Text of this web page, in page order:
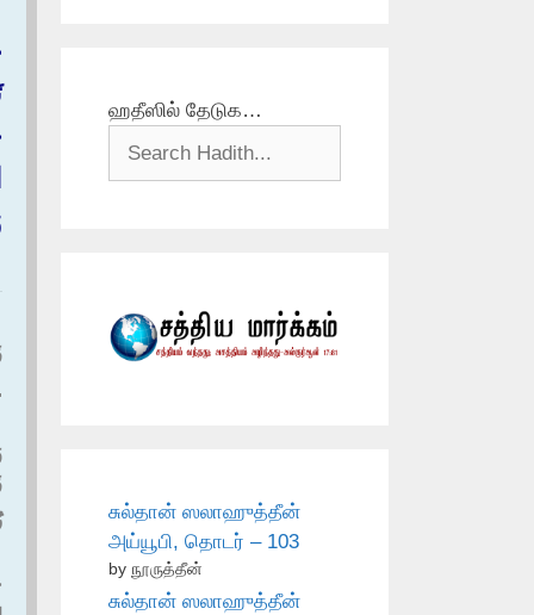
ஹதீஸில் தேடுக…
சுல்தான் ஸலாஹுத்தீன்
அய்யூபி, தொடர் – 103
by நூருத்தீன்
சுல்தான் ஸலாஹுத்தீன்